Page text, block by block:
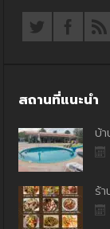
สถานที่แนะนำ
บ้
ร้